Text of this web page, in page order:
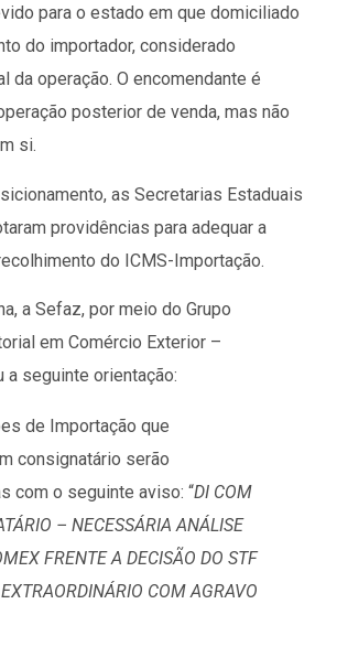
para o estado em que domiciliado
do importador, considerado
da operação. O encomendante é
posterior de venda, mas não
si.
as Secretarias Estaduais
providências para adequar a
do ICMS-Importação.
a Sefaz, por meio do Grupo
em Comércio Exterior –
a seguinte orientação:
de Importação que
consignatário serão
com o seguinte aviso: “DI COM
– NECESSÁRIA ANÁLISE
FRENTE A DECISÃO DO STF
COM AGRAVO